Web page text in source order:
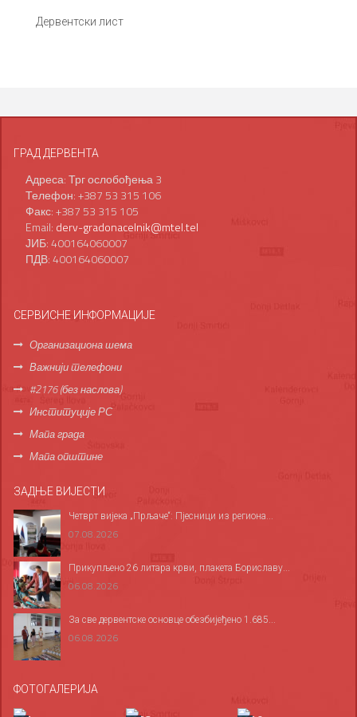
Дервентски лист
ГРАД ДЕРВЕНТА
Адреса: Трг ослобођења 3
Телефон: +387 53 315 106
Факс: +387 53 315 105
Email: derv-gradonacelnik@mtel.tel
ЈИБ: 400164060007
ПДВ: 400164060007
СЕРВИСНЕ ИНФОРМАЦИЈЕ
Организациона шема
Важнији телефони
#2176 (без наслова)
Институције РС
Мапа града
Мапа општине
ЗАДЊЕ ВИЈЕСТИ
Четврт вијека „Прљаче“: Пјесници из региона...
07.08.2026
Прикупљено 26 литара крви, плакета Бориславу...
06.08.2026
За све дервентске основце обезбијеђено 1.685...
06.08.2026
ФОТОГАЛЕРИЈА